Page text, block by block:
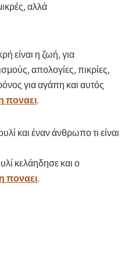
αλλά
είναι η ζωή, για
απολογίες, πικρίες,
για αγάπη και αυτός
ποναει.
και έναν άνθρωπο τι είναι
κελάηδησε και ο
ποναει.